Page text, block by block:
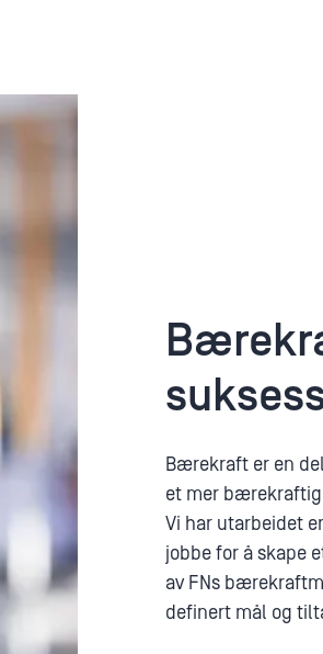
Bærekraft er en
et mer bærekraftig
Vi har utarbeidet
jobbe for å skape
av FNs
definert mål og